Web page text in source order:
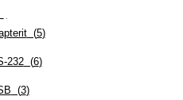
(5)
232(6)
(3)